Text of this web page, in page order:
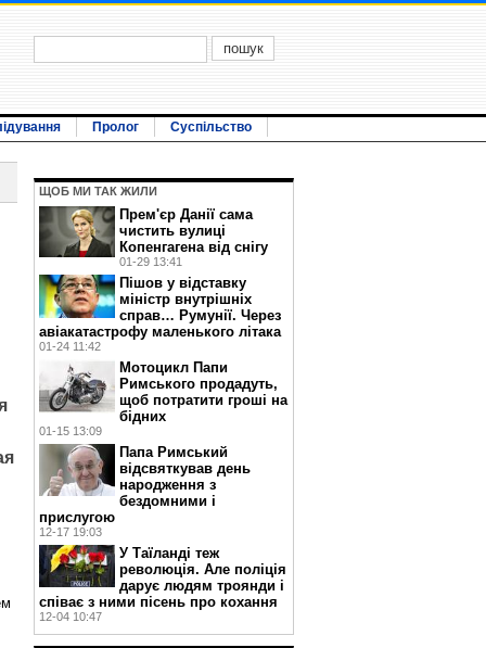
Пролог Суспільство
ЩОБ МИ ТАК ЖИЛИ
Прем'єр Данії сама
чистить вулиці
Копенгагена від снігу
01-29 13:41
Пішов у відставку
міністр внутрішніх
справ… Румунії. Через
авіакатастрофу маленького літака
01-24 11:42
Мотоцикл Папи
Римського продадуть,
щоб потратити гроші на
бідних
01-15 13:09
Папа Римський
відсвяткував день
народження з
бездомними і
прислугою
12-17 19:03
У Таїланді теж
революція. Але поліція
дарує людям троянди і
співає з ними пісень про кохання
12-04 10:47